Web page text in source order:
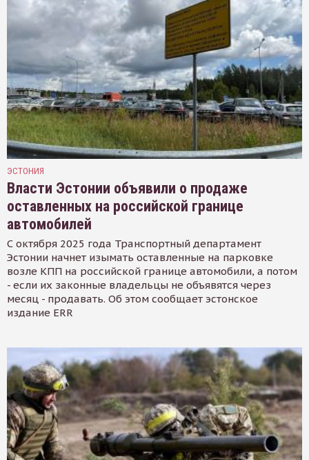
ЭСТОНИЯ
Власти Эстонии объявили о продаже
оставленных на российской границе
автомобилей
С октября 2025 года Транспортный департамент
Эстонии начнет изымать оставленные на парковке
возле КПП на российской границе автомобили, а потом
- если их законные владельцы не объявятся через
месяц - продавать. Об этом сообщает эстонское
издание ERR